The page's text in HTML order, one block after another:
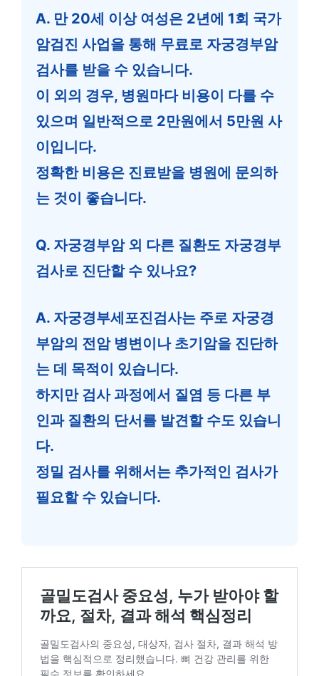
A. 만 20세 이상 여성은 2년에 1회 국가
암검진 사업을 통해 무료로 자궁경부암
검사를 받을 수 있습니다.
이 외의 경우, 병원마다 비용이 다를 수
있으며 일반적으로 2만원에서 5만원 사
이입니다.
정확한 비용은 진료받을 병원에 문의하
는 것이 좋습니다.
Q. 자궁경부암 외 다른 질환도 자궁경부
검사로 진단할 수 있나요?
A. 자궁경부세포진검사는 주로 자궁경
부암의 전암 병변이나 초기암을 진단하
는 데 목적이 있습니다.
하지만 검사 과정에서 질염 등 다른 부
인과 질환의 단서를 발견할 수도 있습니
다.
정밀 검사를 위해서는 추가적인 검사가
필요할 수 있습니다.